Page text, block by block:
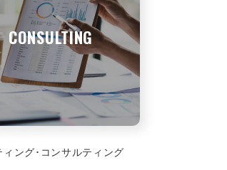
CONSULTING
ィング･コンサルティング